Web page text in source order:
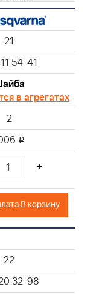
21
54-41
в агрегатах
2
i
+
В корзину
22
32-98